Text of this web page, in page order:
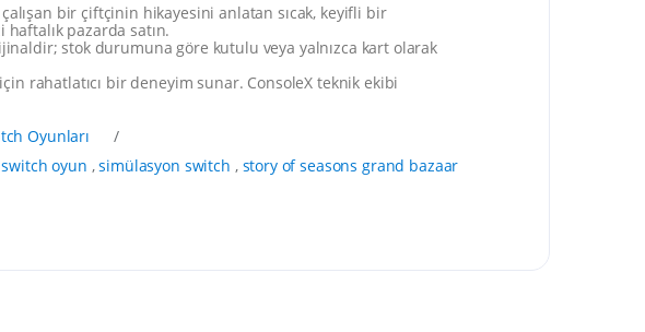
çalışan bir çiftçinin hikayesini anlatan sıcak, keyifli bir
pazarda satın.
stok durumuna göre kutulu veya yalnızca kart olarak
rahatlatıcı bir deneyim sunar. ConsoleX teknik ekibi
Oyunları
/
oyun , simülasyon switch , story of seasons grand bazaar